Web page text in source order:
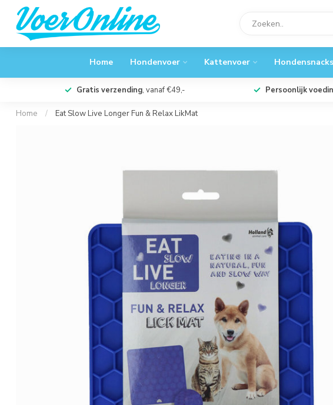
Home Hondenvoer Kattenvoer Hondensnacks
Gratis verzending, vanaf €49,- Persoonlijk
Home / Eat Slow Live Longer Fun & Relax LikMat